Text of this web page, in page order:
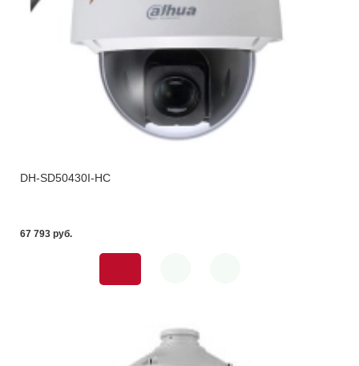
DH-SD50430I-HC
67 793 pуб.